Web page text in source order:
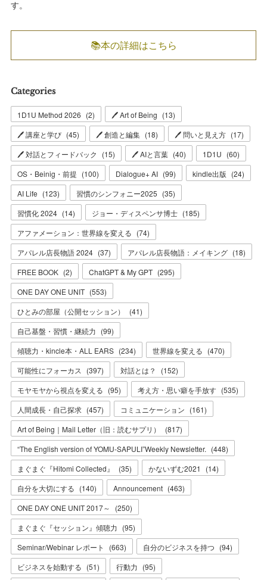
す。
📚本の詳細はこちら
Categories
1D1U Method 2026 (2) 🖊 Art of Being (13)
🖊 講座と学び (45) 🖊 創造と編集 (18) 🖊 問いと見え方 (17)
🖊 対話とフィードバック
(15) 🖊 AIと言葉 (40) 1D1U (60)
OS・Beinig・前提 (100) Dialogue+ AI (99) kindle出版 (24)
AI Life (123) 習慣のシンフォニー2025 (35)
習慣化 2024 (14) ジョー・ディスペンサ博士 (185)
アファメーション：世界線を変える (74)
アパレル店長物語 2024 (37) アパレル店長物語：メイキング (18)
FREE BOOK (2) ChatGPT & My GPT (295)
ONE DAY ONE UNIT (553)
ひとみの部屋（公開セッション）
(41)
自己基盤・習慣・継続力 (99)
傾聴力・kincle本・ALL EARS (234) 世界線を変える (470)
可能性にフォーカス
(397) 対話とは？ (152)
モヤモヤから視点を変える (95) 考え方・思い癖を手放す (535)
人間成長・自己探求 (457) コミュニケーション (161)
Art of Being｜Mail Letter（旧：読むサプリ）
(817)
“The English version of YOMU-SAPULI”Weekly Newsletter. (448)
まぐまぐ『Hitomi Collected』
(35) かないずむ2021 (14)
自分を大切にする (140) Announcement (463)
ONE DAY ONE UNIT 2017～
(250)
まぐまぐ『セッション』傾聴力 (95)
Seminar/Webinar レポート
(663) 自分のビジネスを持つ (94)
ビジネスを始動する (51) 行動力 (95)